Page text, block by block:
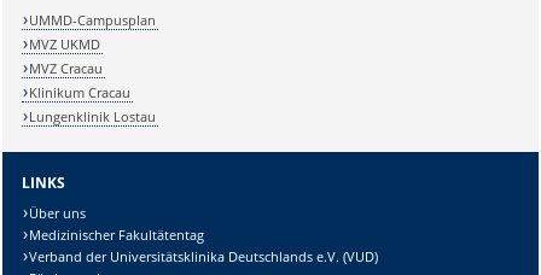
UMMD-Campusplan
MVZ UKMD
MVZ Cracau
Klinikum Cracau
Lungenklinik Lostau
LINKS
Über uns
Medizinischer Fakultätentag
Verband der Universitätsklinika Deutschlands e.V. (VUD)